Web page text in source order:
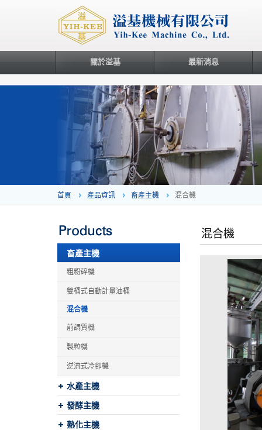
關於溢基 最新消息
首頁 產品資訊 畜產主機 混合機
畜產主機
粗粉碎機
雙桶式自動計量油桶
混合機
前調質機
製粒機
逆流式冷卻機
水產主機
發酵主機
熟化主機
混合機